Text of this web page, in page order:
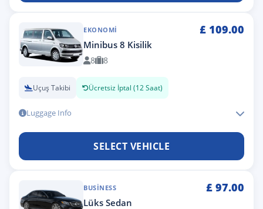
EKONOMI £ 109.00
Minibus 8 Kisilik
8 8
Uçuş Takibi Ücretsiz İptal (12 Saat)
Luggage Info
SELECT VEHICLE
BUSINESS £ 97.00
Lüks Sedan